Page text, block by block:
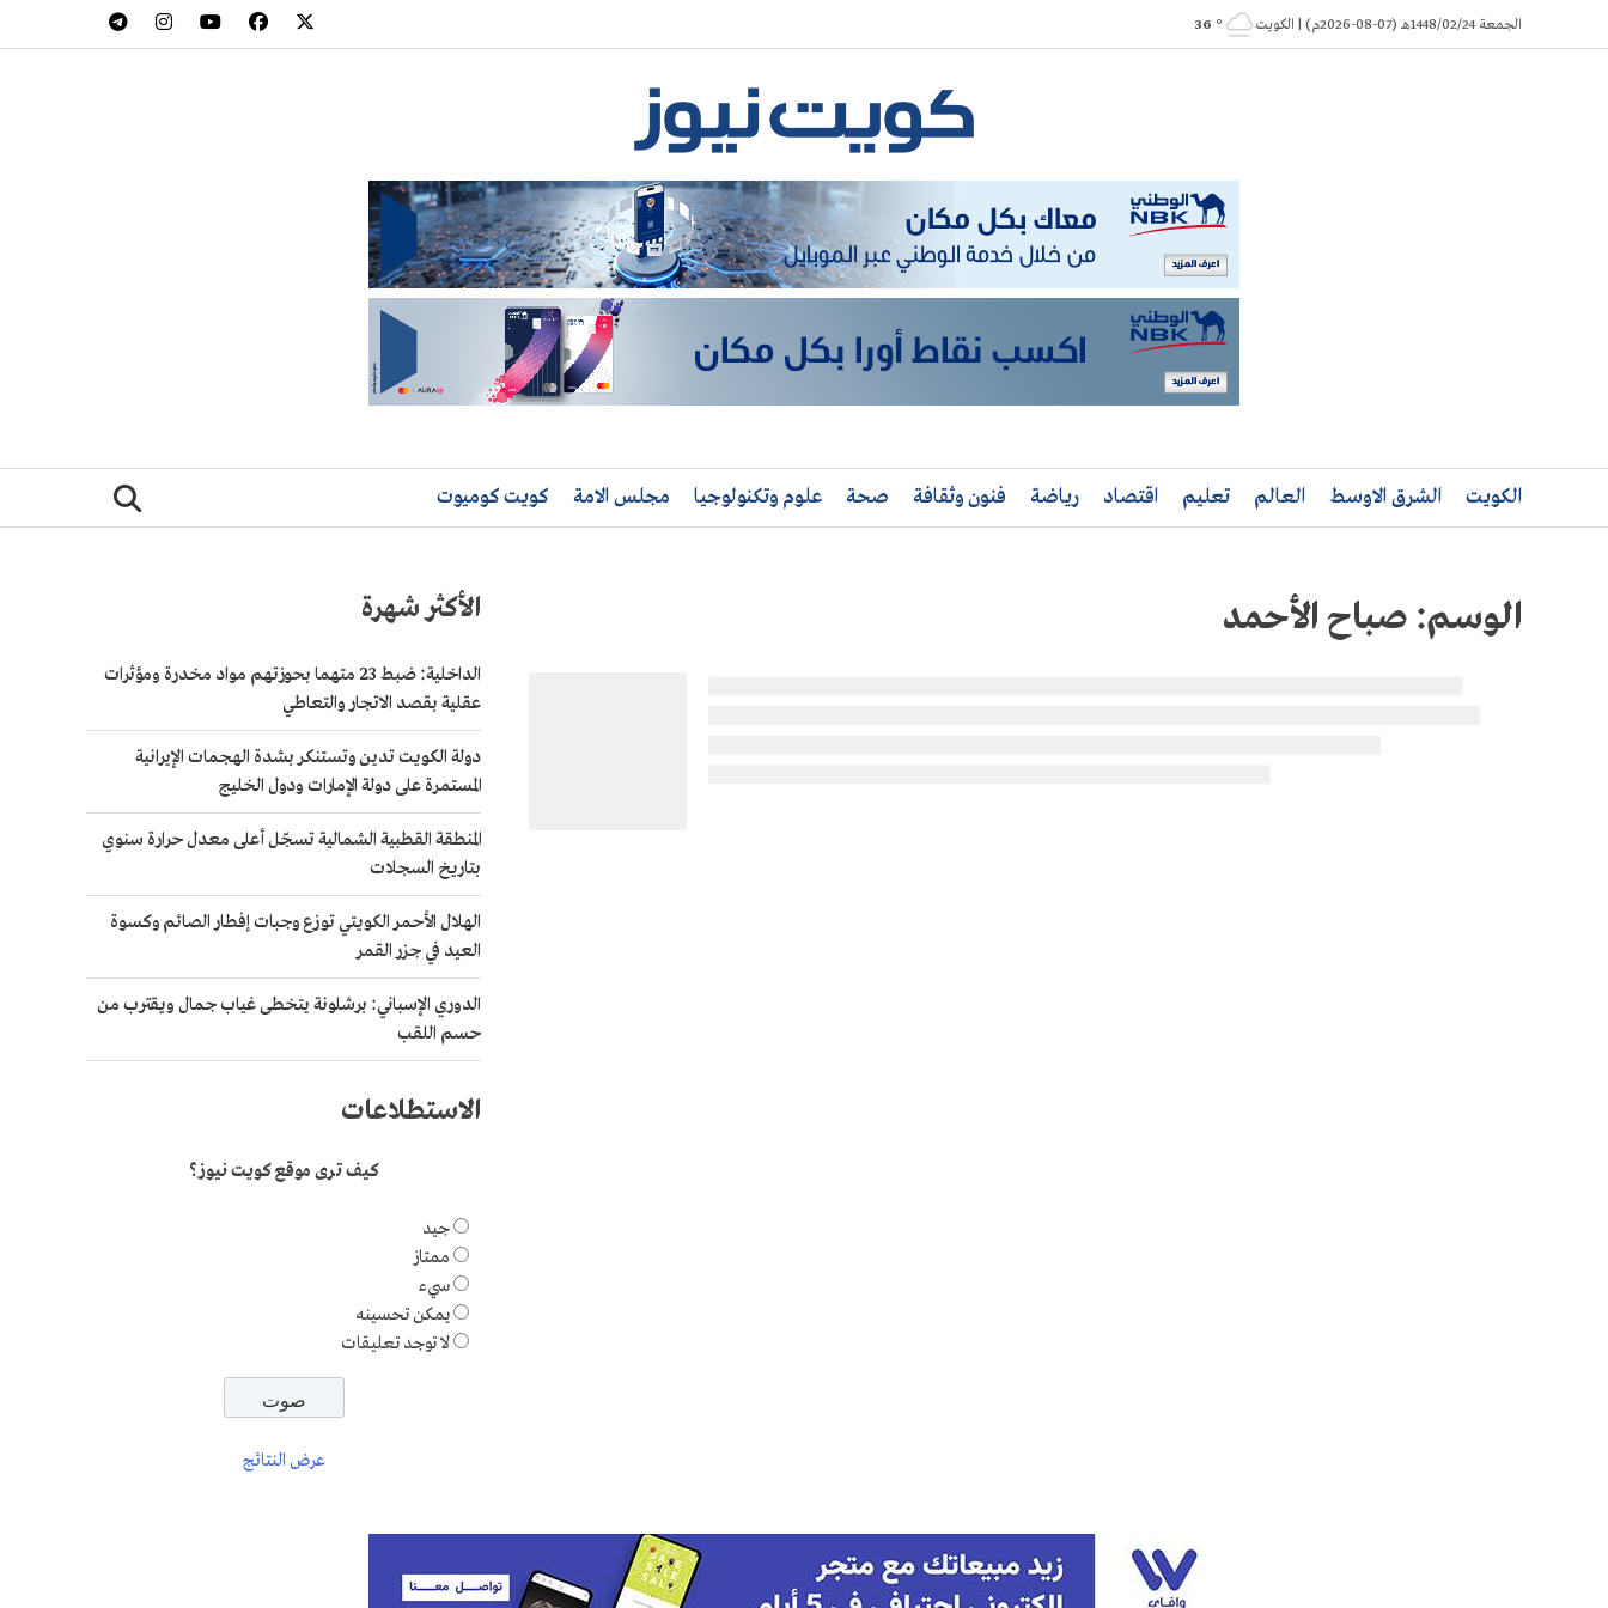
to
الجمعة 1448/02/24هـ (07-08-2026م) | الكويت ° 36
الكويت الشرق الاوسط العالم تعليم اقتصاد رياضة فنون وثقافة صحة علوم وتكنولوجيا مجلس الامة كويت كوميوت
الوسم: صباح الأحمد الأكثر شهرة
الداخلية: ضبط 23 متهما بحوزتهم مواد مخدرة ومؤثرات
عقلية بقصد الاتجار والتعاطي
دولة الكويت تدين وتستنكر بشدة الهجمات الإيرانية
المستمرة على دولة الإمارات ودول الخليج
المنطقة القطبية الشمالية تسجّل أعلى معدل حرارة سنوي
بتاريخ السجلات
الهلال الأحمر الكويتي توزع وجبات إفطار الصائم وكسوة
العيد في جزر القمر
الدوري الإسباني: برشلونة يتخطى غياب جمال ويقترب من
حسم اللقب
الاستطلاعات
كيف ترى موقع كويت نيوز؟
جيد
ممتاز
سيء
يمكن تحسينه
لا توجد تعليقات
عرض النتائج